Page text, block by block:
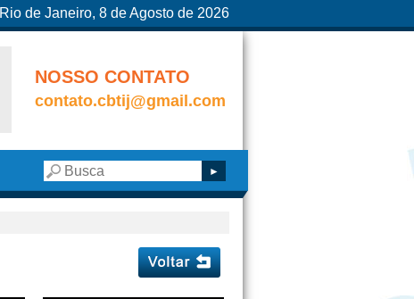
Rio de Janeiro, 8 de Agosto de 2026
NOSSO CONTATO
contato.cbtij@gmail.com